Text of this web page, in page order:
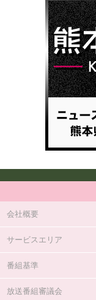
会社概要
サービスエリア
番組基準
放送番組審議会